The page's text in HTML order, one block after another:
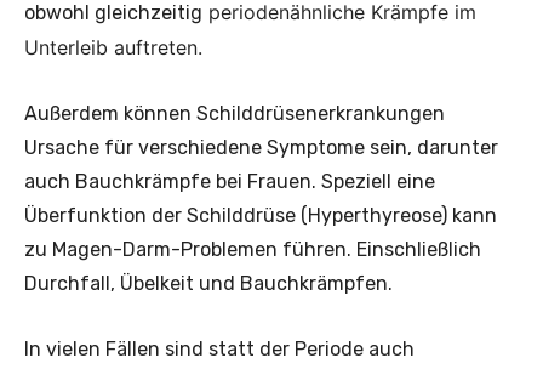
obwohl gleichzeitig periodenähnliche Krämpfe im
Unterleib auftreten.
Außerdem können Schilddrüsenerkrankungen
Ursache für verschiedene Symptome sein, darunter
auch Bauchkrämpfe bei Frauen. Speziell eine
Überfunktion der Schilddrüse (Hyperthyreose) kann
zu Magen-Darm-Problemen führen. Einschließlich
Durchfall, Übelkeit und Bauchkrämpfen.
In vielen Fällen sind statt der Periode auch